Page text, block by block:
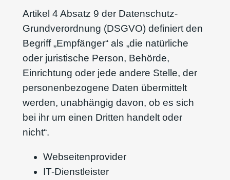
Artikel 4 Absatz 9 der Datenschutz-
Grundverordnung (DSGVO) definiert den
Begriff „Empfänger“ als „die natürliche
oder juristische Person, Behörde,
Einrichtung oder jede andere Stelle, der
personenbezogene Daten übermittelt
werden, unabhängig davon, ob es sich
bei ihr um einen Dritten handelt oder
nicht“.
Webseitenprovider
IT-Dienstleister